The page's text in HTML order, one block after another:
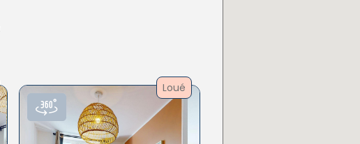
Loué